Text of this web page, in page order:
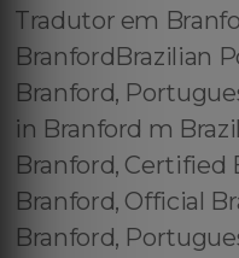
Tradutor em
BranfordBrazilian
Branford,
in Branford m
Branford, Certified
Branford, Official
Branford,